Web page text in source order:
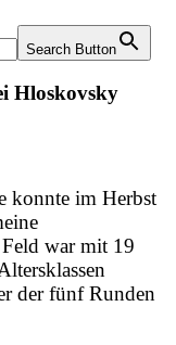
Search Button
Hloskovsky
konnte im Herbst
war mit 19
der fünf Runden